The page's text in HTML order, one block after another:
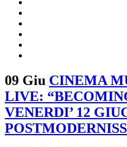
09 Giu CINEMA
LIVE:
VENERDI’ 12